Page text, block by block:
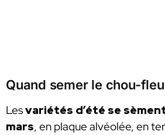
Quand semer le chou-
Lesvariétés d’été se
mars, en plaque alvéolée, en